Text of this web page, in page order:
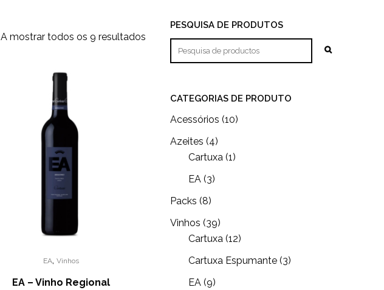
A mostrar todos os 9 resultados Ordenado
recentes
EA, Vinhos
EA – Vinho Regional
PESQUISA DE PRODUTOS
CATEGORIAS DE PRODUTO
Acessórios (10)
Azeites (4)
Cartuxa (1)
EA (3)
Packs (8)
Vinhos (39)
Cartuxa (12)
Cartuxa Espumante (3)
EA (9)